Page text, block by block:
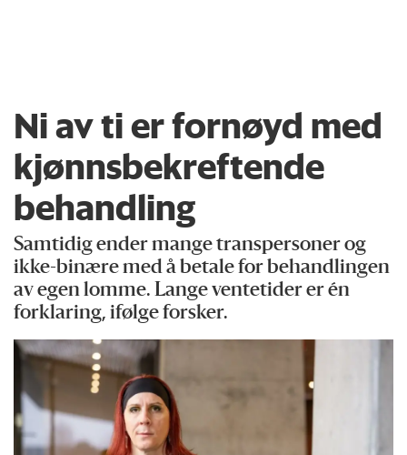
Ni av ti er fornøyd med
kjønns­bekreftende
behandling
Samtidig ender mange transpersoner og
ikke-binære med å betale for behandlingen
av egen lomme. Lange ventetider er én
forklaring, ifølge forsker.